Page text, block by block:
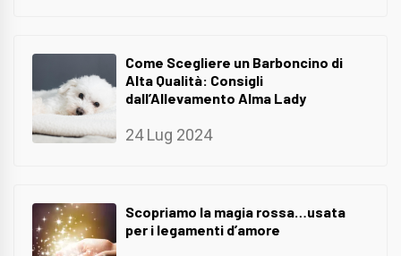
Come Scegliere un Barboncino di
Alta Qualità: Consigli
dall’Allevamento Alma Lady
24 Lug 2024
Scopriamo la magia rossa…usata
per i legamenti d’amore